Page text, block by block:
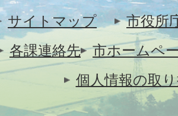
サイトマップ
市役所
各課連絡先
市ホームペ
個人情報の取